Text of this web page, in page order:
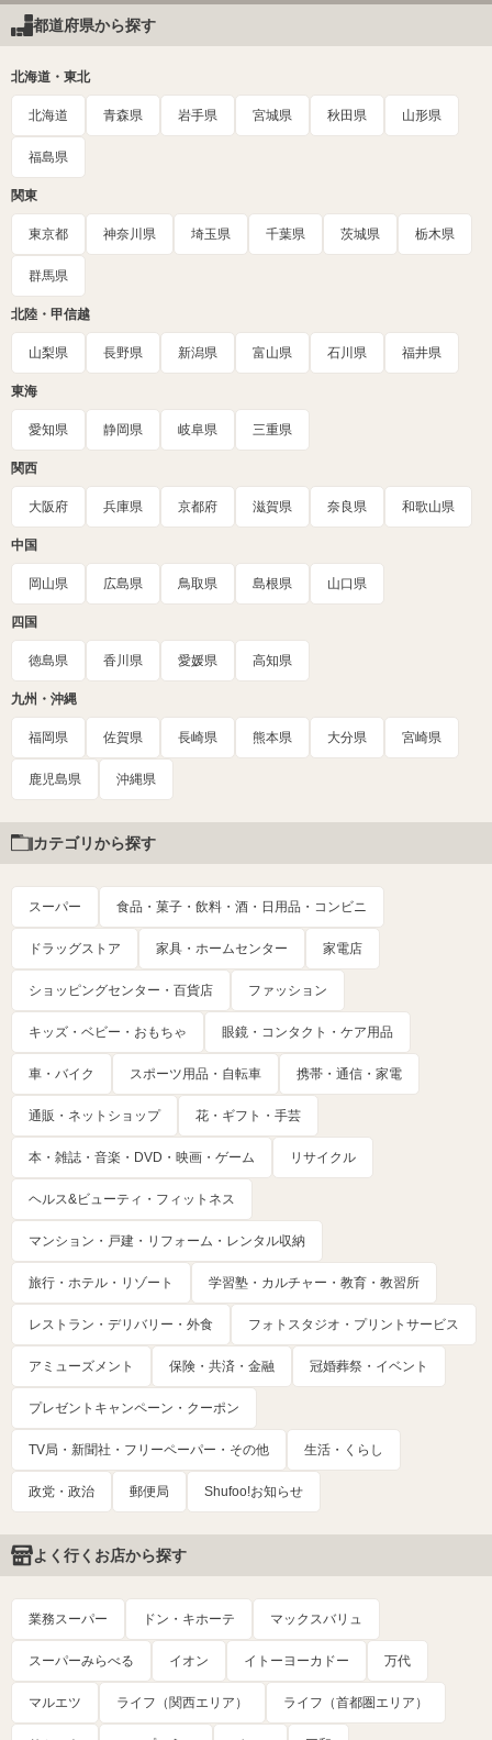
都道府県から探す
北海道・東北
北海道 青森県 岩手県 宮城県 秋田県 山形県
福島県
関東
東京都 神奈川県 埼玉県 千葉県 茨城県 栃木県
群馬県
北陸・甲信越
山梨県 長野県 新潟県 富山県 石川県 福井県
東海
愛知県 静岡県 岐阜県 三重県
関西
大阪府 兵庫県 京都府 滋賀県 奈良県 和歌山県
中国
岡山県 広島県 鳥取県 島根県 山口県
四国
徳島県 香川県 愛媛県 高知県
九州・沖縄
福岡県 佐賀県 長崎県 熊本県 大分県 宮崎県
鹿児島県 沖縄県
カテゴリから探す
スーパー 食品・菓子・飲料・酒・日用品・コンビニ
ドラッグストア 家具・ホームセンター 家電店
ショッピングセンター・百貨店 ファッション
キッズ・ベビー・おもちゃ 眼鏡・コンタクト・ケア用品
車・バイク スポーツ用品・自転車 携帯・通信・家電
通販・ネットショップ 花・ギフト・手芸
本・雑誌・音楽・DVD・映画・ゲーム リサイクル
ヘルス&ビューティ・フィットネス
マンション・戸建・リフォーム・レンタル収納
旅行・ホテル・リゾート 学習塾・カルチャー・教育・教習所
レストラン・デリバリー・外食 フォトスタジオ・プリントサービス
アミューズメント 保険・共済・金融 冠婚葬祭・イベント
プレゼントキャンペーン・クーポン
TV局・新聞社・フリーペーパー・その他 生活・くらし
政党・政治 郵便局 Shufoo!お知らせ
よく行くお店から探す
業務スーパー ドン・キホーテ マックスバリュ
スーパーみらべる イオン イトーヨーカドー 万代
マルエツ ライフ（関西エリア） ライフ（首都圏エリア）